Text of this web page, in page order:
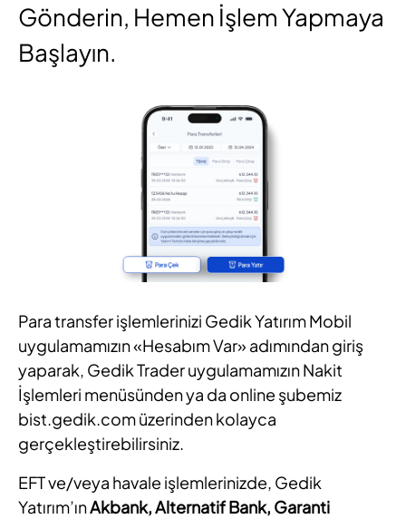
Gönderin, Hemen İşlem Yapmaya
Başlayın.
Para transfer işlemlerinizi Gedik Yatırım Mobil
uygulamamızın «Hesabım Var» adımından giriş
yaparak, Gedik Trader uygulamamızın Nakit
İşlemleri menüsünden ya da online şubemiz
bist.gedik.com üzerinden kolayca
gerçekleştirebilirsiniz.
EFT ve/veya havale işlemlerinizde, Gedik
Yatırım’ınAkbank, Alternatif Bank, Garanti